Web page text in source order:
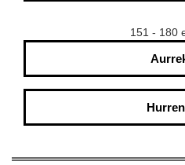
151 - 180